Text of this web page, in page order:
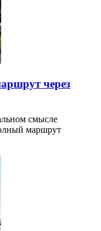
через
смысле
маршрут